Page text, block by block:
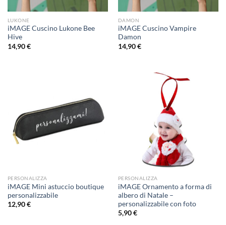
LUKONE
iMAGE Cuscino Lukone Bee
Hive
14,90€
DAMON
iMAGE Cuscino Vampire
Damon
14,90€
PERSONALIZZA
iMAGE Mini astuccio boutique
personalizzabile
12,90€
PERSONALIZZA
iMAGE Ornamento a forma di
albero di Natale –
personalizzabile con foto
5,90€